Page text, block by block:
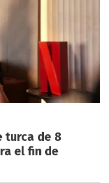
turca de 8
el fin de